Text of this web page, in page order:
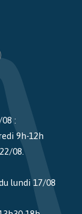
:
9h-12h
08.
lundi 17/08